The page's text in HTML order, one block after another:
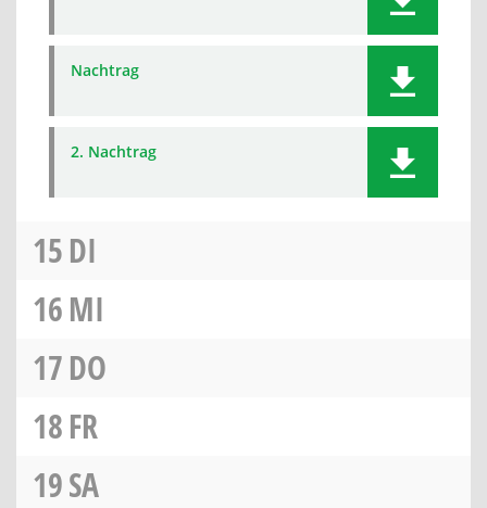
Nachtrag
2. Nachtrag
15DI
16MI
17DO
18FR
19SA